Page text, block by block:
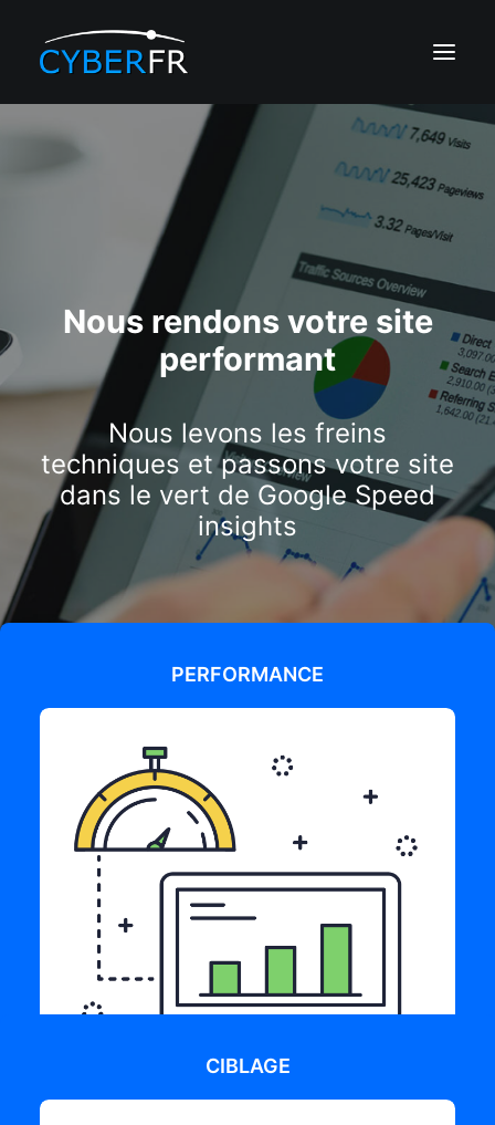
DÉVELOPPEMENT
HÉBERGEMENT
PORTFOLIO
Nous rendons votre site
performant
Nous levons les freins
techniques et passons votre site
dans le vert de Google Speed
insights
PERFORMANCE
CIBLAGE